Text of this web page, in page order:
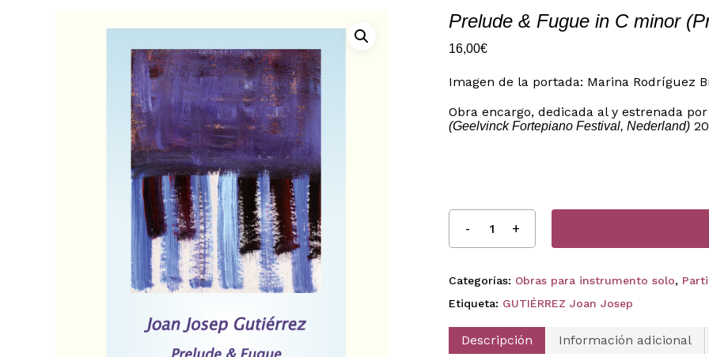
Prelude & Fugue in C minor
16,00€
Imagen de la portada: Marina Rodríguez
Obra encargo, dedicada al y estrenada
(Geelvinck Fortepiano Festival, Nederland)
Categorías: Obras para instrumento solo,
Etiqueta: GUTIÉRREZ Joan Josep
Descripción Información adicional